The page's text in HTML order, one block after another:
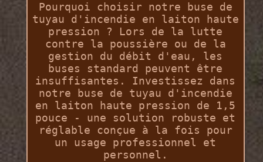
Pourquoi choisir notre buse de
tuyau d'incendie en laiton haute
pression ? Lors de la lutte
contre la poussière ou de la
gestion du débit d'eau, les
buses standard peuvent être
insuffisantes. Investissez dans
notre buse de tuyau d'incendie
en laiton haute pression de 1,5
pouce - une solution robuste et
réglable conçue à la fois pour
un usage professionnel et
personnel.